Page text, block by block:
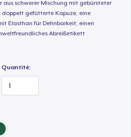
aus schwerer Mischung mit gebürsteter
doppelt gefütterte Kapuze, eine
Elasthan für Dehnbarkeit, einen
Abreißetikett
Quantité:
Comfort Colors 1717 | Classic Heavyweight T-Shirt